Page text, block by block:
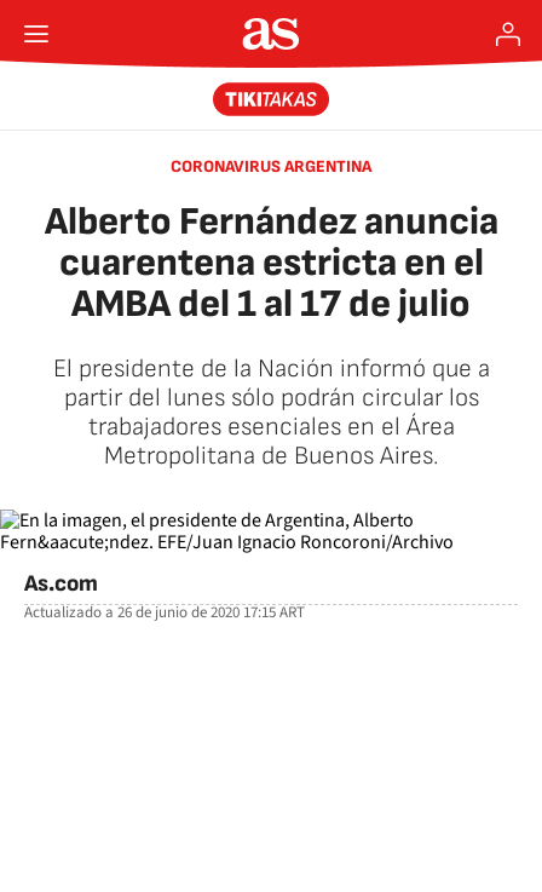
CORONAVIRUS ARGENTINA
Alberto Fernández anuncia
cuarentena estricta en el
AMBA del 1 al 17 de julio
El presidente de la Nación informó que a
partir del lunes sólo podrán circular los
trabajadores esenciales en el Área
Metropolitana de Buenos Aires.
As.com
Actualizado a26 de junio de 2020 17:15ART